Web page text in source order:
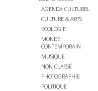
AGENDA CULTUREL
CULTURE & ARTS
ECOLOGIE
MONDE
CONTEMPORAIN
MUSIQUE
NON CLASSÉ
PHOTOGRAPHIE
POLITIQUE